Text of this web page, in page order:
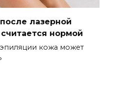
лазерной
нормой
кожа может